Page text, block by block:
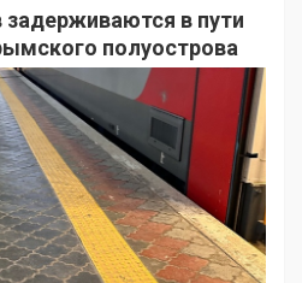
в пути
полуострова